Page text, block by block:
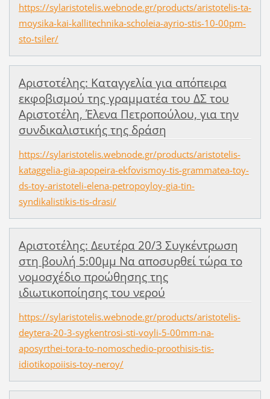
https://sylaristotelis.webnode.gr/products/aristotelis-ta-
moysika-kai-kallitechnika-scholeia-ayrio-stis-10-00pm-
sto-tsiler/
Aριστοτέλης: Καταγγελία για απόπειρα
εκφοβισμού της γραμματέα του ΔΣ του
Αριστοτέλη, Έλενα Πετροπούλου, για την
συνδικαλιστικής της δράση
https://sylaristotelis.webnode.gr/products/aristotelis-
kataggelia-gia-apopeira-ekfovismoy-tis-grammatea-toy-
ds-toy-aristoteli-elena-petropoyloy-gia-tin-
syndikalistikis-tis-drasi/
Αριστοτέλης: Δευτέρα 20/3 Συγκέντρωση
στη βουλή 5:00μμ Να αποσυρθεί τώρα το
νομοσχέδιο προώθησης της
ιδιωτικοποίησης του νερού
https://sylaristotelis.webnode.gr/products/aristotelis-
deytera-20-3-sygkentrosi-sti-voyli-5-00mm-na-
aposyrthei-tora-to-nomoschedio-proothisis-tis-
idiotikopoiisis-toy-neroy/